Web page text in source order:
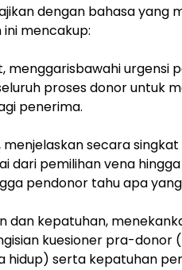
dengan bahasa yang
mencakup:
menggarisbawahi urgensi
proses donor untuk
penerima.
secara
dari pemilihan vena
pendonor tahu apa
dan kepatuhan,
kuesioner pra-donor
hidup) serta kepatuhan